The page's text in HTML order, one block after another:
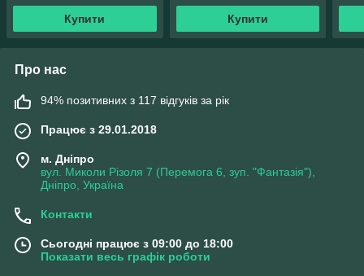
Купити Купити
Про нас
94% позитивних з 117 відгуків за рік
Працює з 29.01.2018
м. Дніпро
вул. Миколи Різоля 7 (Перемога 6, зуп. "Фантазія"),
Дніпро, Україна
Контакти
Сьогодні працює з 09:00 до 18:00
Показати весь графік роботи